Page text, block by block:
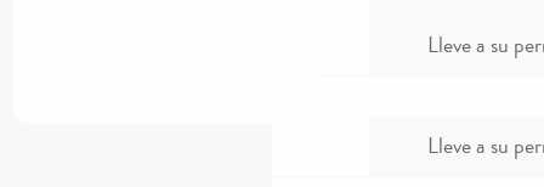
Lleve a su
Lleve a su